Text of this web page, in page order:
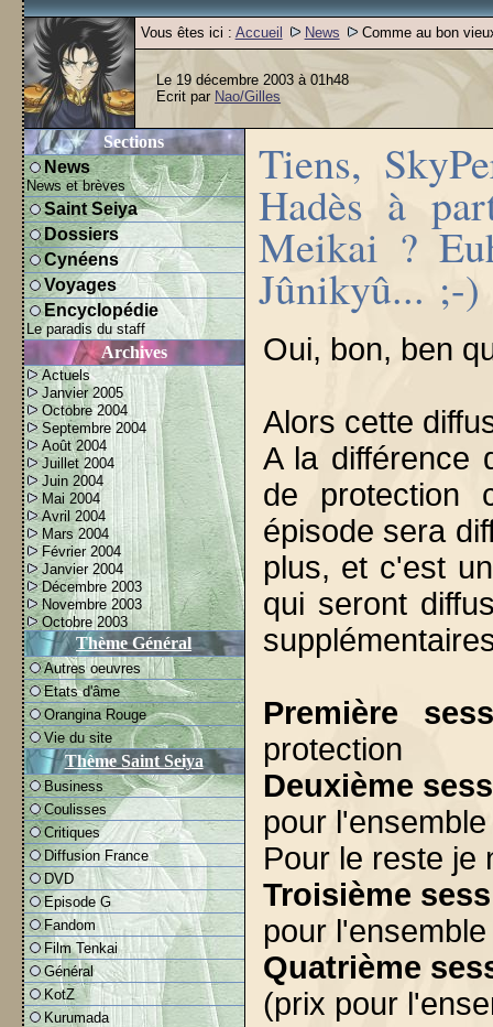
Vous êtes ici : Accueil News Comme au bon
Le 19 décembre 2003 à 01h48
Ecrit par Nao/Gilles
Sections
News
News et brèves
Saint Seiya
Dossiers
Cynéens
Voyages
Encyclopédie
Le paradis du staff
Archives
Actuels
Janvier 2005
Octobre 2004
Septembre 2004
Août 2004
Juillet 2004
Juin 2004
Mai 2004
Avril 2004
Mars 2004
Février 2004
Janvier 2004
Décembre 2003
Novembre 2003
Octobre 2003
Thème Général
Autres oeuvres
Etats d'âme
Orangina Rouge
Vie du site
Thème Saint Seiya
Business
Coulisses
Critiques
Diffusion France
DVD
Episode G
Fandom
Film Tenkai
Général
KotZ
Kurumada
Tiens,
Hadès à
Meikai ?
Jûnikyû... ;-)
Oui, bon, ben
Alors cette
A la différence
de protection
épisode sera
plus, et c'est
qui seront
Première
protection
Deuxième
pour
Pour le reste je
Troisième
pour
Quatrième
(prix pour